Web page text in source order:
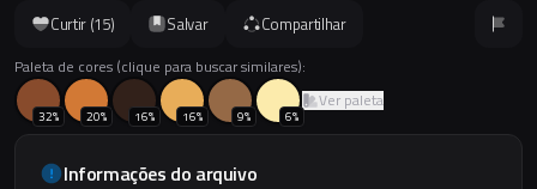
Curtir (15) Salvar Compartilhar
Paleta de cores (clique para buscar similares):
32% 20% 16% 16% 9% 6%
Ver paleta
Informações do arquivo